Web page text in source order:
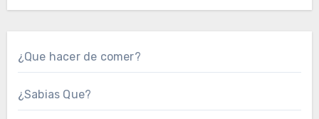
¿Que hacer de comer?
¿Sabias Que?